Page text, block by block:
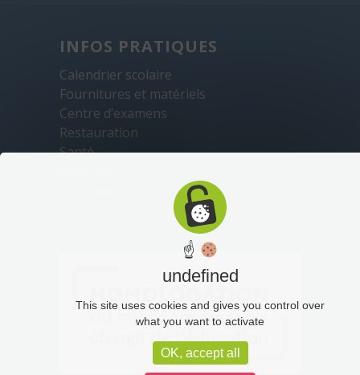
INFOS PRATIQUES
Calendrier scolaire
Fournitures et matériels
Centre d’examens
Restauration
Santé
☝
undefined
This site uses cookies and gives you control over
what you want to activate
OK, accept all